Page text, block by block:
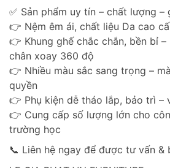
✅ Sản phẩm uy tín – chất lượng –
👉 Nệm êm ái, chất liệu Da cao
👉 Khung ghế chắc chắn, bền bỉ –
chân xoay 360 độ
👉 Nhiều màu sắc sang trọng –
quyền
👉 Phụ kiện dễ tháo lắp, bảo trì –
👉 Cung cấp số lượng lớn cho
trường học
📞 Liên hệ ngay để được tư vấn &